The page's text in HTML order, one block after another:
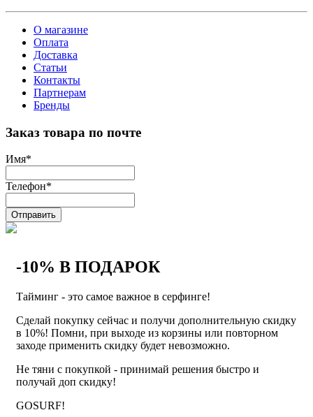
О магазине
Оплата
Доставка
Статьи
Контакты
Партнерам
Бренды
Заказ товара по почте
Имя*
Телефон*
Отправить
-10% В ПОДАРОК
Тайминг - это самое важное в серфинге!
Сделай покупку сейчас и получи дополнительную скидку
в 10%! Помни, при выходе из корзины или повторном
заходе применить скидку будет невозможно.
Не тяни с покупкой - принимай решения быстро и
получай доп скидку!
GOSURF!